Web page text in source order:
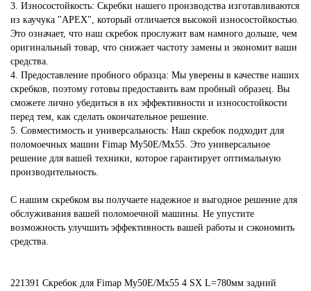
3. Износостойкость: Скребки нашего производства изготавливаются
из каучука "APEX", который отличается высокой износостойкостью.
Это означает, что наш скребок прослужит вам намного дольше, чем
оригинальный товар, что снижает частоту замены и экономит ваши
средства.
4. Предоставление пробного образца: Мы уверены в качестве наших
скребков, поэтому готовы предоставить вам пробный образец. Вы
сможете лично убедиться в их эффективности и износостойкости
перед тем, как сделать окончательное решение.
5. Совместимость и универсальность: Наш скребок подходит для
поломоечных машин Fimap My50E/Мх55. Это универсальное
решение для вашей техники, которое гарантирует оптимальную
производительность.
С нашим скребком вы получаете надежное и выгодное решение для
обслуживания вашей поломоечной машины. Не упустите
возможность улучшить эффективность вашей работы и сэкономить
средства.
221391 Скребок для Fimap My50E/Мх55 4 SX L=780мм задний